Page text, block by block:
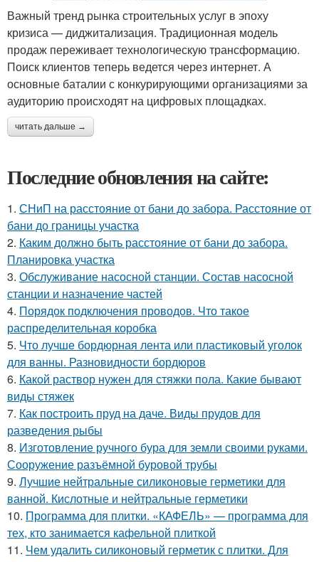
Важный тренд рынка строительных услуг в эпоху
кризиса — диджитализация. Традиционная модель
продаж переживает технологическую трансформацию.
Поиск клиентов теперь ведется через интернет. А
основные баталии с конкурирующими организациями за
аудиторию происходят на цифровых площадках.
читать дальше →
Последние обновления на сайте:
1. СНиП на расстояние от бани до забора. Расстояние от
бани до границы участка
2. Каким должно быть расстояние от бани до забора.
Планировка участка
3. Обслуживание насосной станции. Состав насосной
станции и назначение частей
4. Порядок подключения проводов. Что такое
распределительная коробка
5. Что лучше бордюрная лента или пластиковый уголок
для ванны. Разновидности бордюров
6. Какой раствор нужен для стяжки пола. Какие бывают
виды стяжек
7. Как построить пруд на даче. Виды прудов для
разведения рыбы
8. Изготовление ручного бура для земли своими руками.
Сооружение разъёмной буровой трубы
9. Лучшие нейтральные силиконовые герметики для
ванной. Кислотные и нейтральные герметики
10. Программа для плитки. «КАФЕЛЬ» — программа для
тех, кто занимается кафельной плиткой
11. Чем удалить силиконовый герметик с плитки. Для